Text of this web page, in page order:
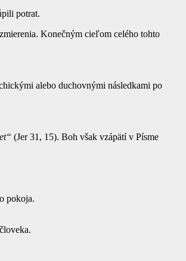
potrat.
Konečným cieľom celého tohto
alebo duchovnými následkami po
(Jer 31, 15). Boh však vzápätí v Písme
pokoja.